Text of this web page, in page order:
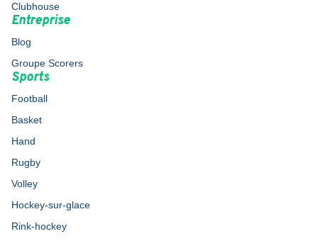
Clubhouse
Entreprise
Blog
Groupe Scorers
Sports
Football
Basket
Hand
Rugby
Volley
Hockey-sur-glace
Rink-hockey